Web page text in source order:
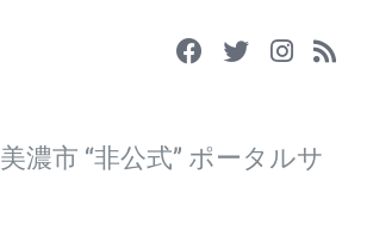
美濃市 “非公式” ポータルサ
Toggle